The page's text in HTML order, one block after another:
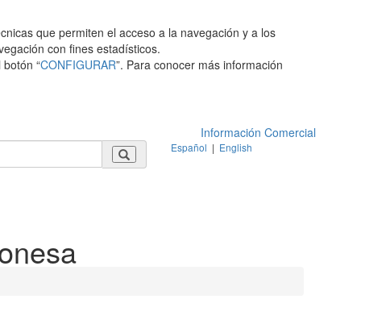
que permiten el acceso a la navegación y a los
con fines estadísticos.
“CONFIGURAR”. Para conocer más información
Información Comercial
Español | English